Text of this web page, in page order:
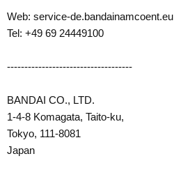
Web: service-de.bandainamcoent.eu
Tel: +49 69 24449100
------------------------------------
BANDAI CO., LTD.
1-4-8 Komagata, Taito-ku,
Tokyo, 111-8081
Japan